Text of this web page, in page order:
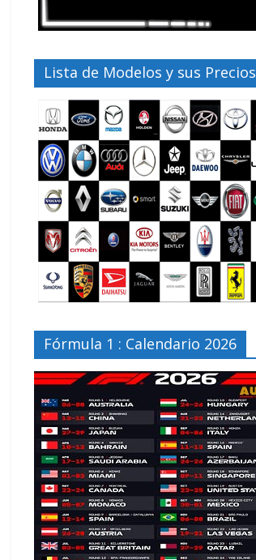
Lista de Modelos y sus Precios
Fórmula 1 : Calendario 2026